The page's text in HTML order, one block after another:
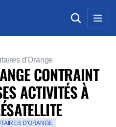
d'Orange
CONTRAINT
ACTIVITÉS À
D'ORANGE